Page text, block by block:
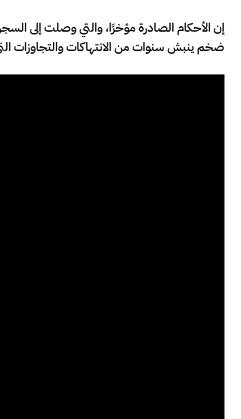
ضخم ينبش سنوات من الانتهاكات والتجاوزات